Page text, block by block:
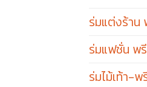
ร่มแต่งร้าน
ร่มแฟชั่น พ
ร่มไม้เท้า-พ